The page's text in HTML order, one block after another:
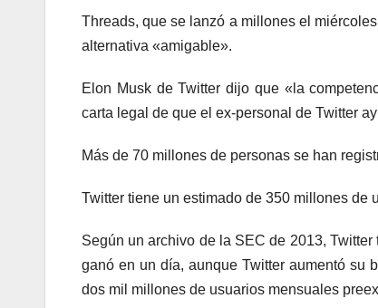
Threads, que se lanzó a millones el
alternativa «amigable».
Elon Musk de Twitter dijo que «la
carta legal de que el ex-personal de Twitter
Más de 70 millones de personas se han
Twitter tiene un estimado de 350 millones de
Según un archivo de la SEC de 2013,
ganó en un día, aunque Twitter aumentó su
dos mil millones de usuarios mensuales